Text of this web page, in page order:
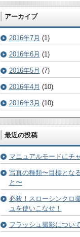
アーカイブ
2016年7月 (1)
2016年6月 (1)
2016年5月 (7)
2016年4月 (10)
2016年3月 (10)
最近の投稿
マニュアルモードにチ
写真の種類〜目標とな
と〜
必殺！スローシンクロ
ュを使いこなせ！
フラッシュ撮影につい